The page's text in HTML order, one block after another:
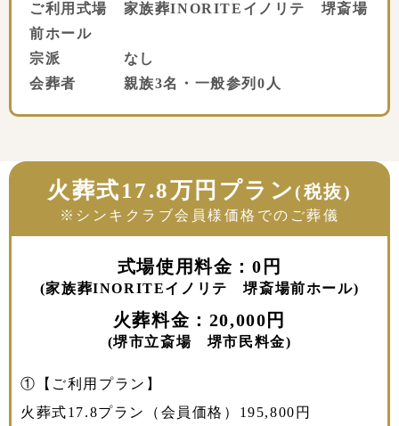
ご利用式場 家族葬INORITEイノリテ 堺斎場
前ホール
宗派 なし
会葬者 親族3名・一般参列0人
火葬式17.8万円プラン (税抜)
※シンキクラブ会員様価格でのご葬儀
式場使用料金：0円
(家族葬INORITEイノリテ 堺斎場前ホール)
火葬料金：20,000円
(堺市立斎場 堺市民料金)
①【ご利用プラン】
火葬式17.8プラン（会員価格）195,800円